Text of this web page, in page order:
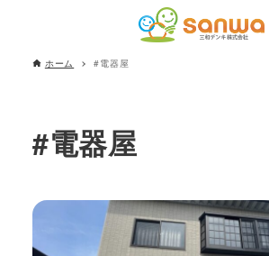
ホーム #電器屋
#電器屋